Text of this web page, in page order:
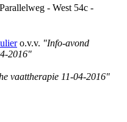
- West 54c -
o.v.v. "Info-avond
2016"
vaattherapie 11-04-2016"